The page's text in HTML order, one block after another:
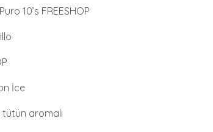
10’s FREESHOP
İce
aromalı